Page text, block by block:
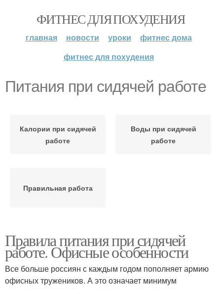
ФИТНЕС ДЛЯ ПОХУДЕНИЯ
главная новости уроки
фитнес дома
фитнес для похудения
Питания при сидячей работе
Калории при сидячей
работе
Воды при сидячей
работе
Правильная работа
Правила питания при сидячей
работе. Офисные особенности
Все больше россиян с каждым годом пополняет армию
офисных тружеников. А это означает минимум